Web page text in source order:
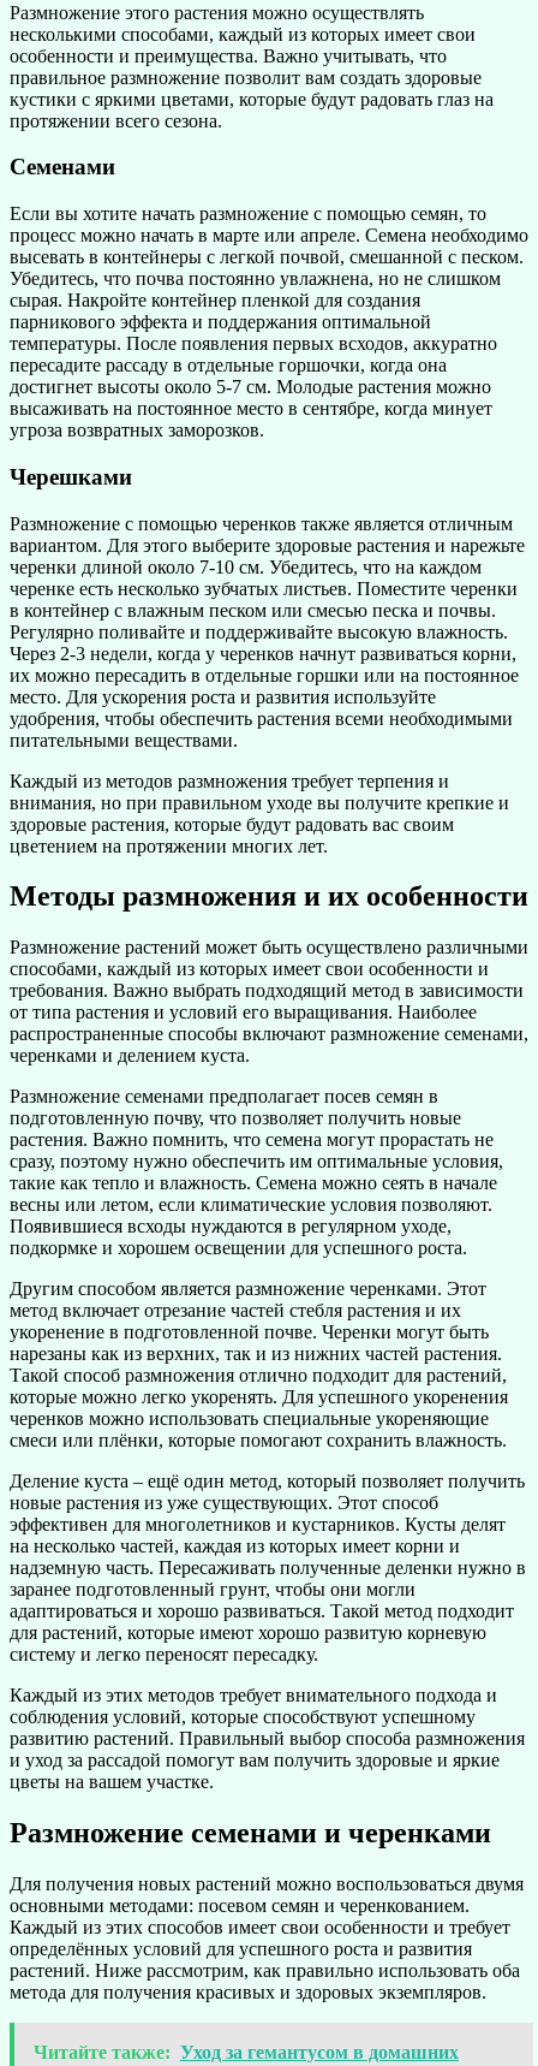
Размножение этого растения можно осуществлять
несколькими способами, каждый из которых имеет свои
особенности и преимущества. Важно учитывать, что
правильное размножение позволит вам создать здоровые
кустики с яркими цветами, которые будут радовать глаз на
протяжении всего сезона.
Семенами
Если вы хотите начать размножение с помощью семян, то
процесс можно начать в марте или апреле. Семена необходимо
высевать в контейнеры с легкой почвой, смешанной с песком.
Убедитесь, что почва постоянно увлажнена, но не слишком
сырая. Накройте контейнер пленкой для создания
парникового эффекта и поддержания оптимальной
температуры. После появления первых всходов, аккуратно
пересадите рассаду в отдельные горшочки, когда она
достигнет высоты около 5-7 см. Молодые растения можно
высаживать на постоянное место в сентябре, когда минует
угроза возвратных заморозков.
Черешками
Размножение с помощью черенков также является отличным
вариантом. Для этого выберите здоровые растения и нарежьте
черенки длиной около 7-10 см. Убедитесь, что на каждом
черенке есть несколько зубчатых листьев. Поместите черенки
в контейнер с влажным песком или смесью песка и почвы.
Регулярно поливайте и поддерживайте высокую влажность.
Через 2-3 недели, когда у черенков начнут развиваться корни,
их можно пересадить в отдельные горшки или на постоянное
место. Для ускорения роста и развития используйте
удобрения, чтобы обеспечить растения всеми необходимыми
питательными веществами.
Каждый из методов размножения требует терпения и
внимания, но при правильном уходе вы получите крепкие и
здоровые растения, которые будут радовать вас своим
цветением на протяжении многих лет.
Методы размножения и их особенности
Размножение растений может быть осуществлено различными
способами, каждый из которых имеет свои особенности и
требования. Важно выбрать подходящий метод в зависимости
от типа растения и условий его выращивания. Наиболее
распространенные способы включают размножение семенами,
черенками и делением куста.
Размножение семенами предполагает посев семян в
подготовленную почву, что позволяет получить новые
растения. Важно помнить, что семена могут прорастать не
сразу, поэтому нужно обеспечить им оптимальные условия,
такие как тепло и влажность. Семена можно сеять в начале
весны или летом, если климатические условия позволяют.
Появившиеся всходы нуждаются в регулярном уходе,
подкормке и хорошем освещении для успешного роста.
Другим способом является размножение черенками. Этот
метод включает отрезание частей стебля растения и их
укоренение в подготовленной почве. Черенки могут быть
нарезаны как из верхних, так и из нижних частей растения.
Такой способ размножения отлично подходит для растений,
которые можно легко укоренять. Для успешного укоренения
черенков можно использовать специальные укореняющие
смеси или плёнки, которые помогают сохранить влажность.
Деление куста – ещё один метод, который позволяет получить
новые растения из уже существующих. Этот способ
эффективен для многолетников и кустарников. Кусты делят
на несколько частей, каждая из которых имеет корни и
надземную часть. Пересаживать полученные деленки нужно в
заранее подготовленный грунт, чтобы они могли
адаптироваться и хорошо развиваться. Такой метод подходит
для растений, которые имеют хорошо развитую корневую
систему и легко переносят пересадку.
Каждый из этих методов требует внимательного подхода и
соблюдения условий, которые способствуют успешному
развитию растений. Правильный выбор способа размножения
и уход за рассадой помогут вам получить здоровые и яркие
цветы на вашем участке.
Размножение семенами и черенками
Для получения новых растений можно воспользоваться двумя
основными методами: посевом семян и черенкованием.
Каждый из этих способов имеет свои особенности и требует
определённых условий для успешного роста и развития
растений. Ниже рассмотрим, как правильно использовать оба
метода для получения красивых и здоровых экземпляров.
Читайте также: Уход за гемантусом в домашних